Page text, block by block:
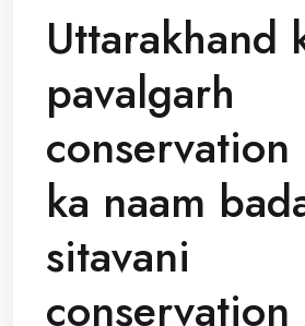
Uttarakhand
pavalgarh
conservation
ka naam
sitavani
conservation